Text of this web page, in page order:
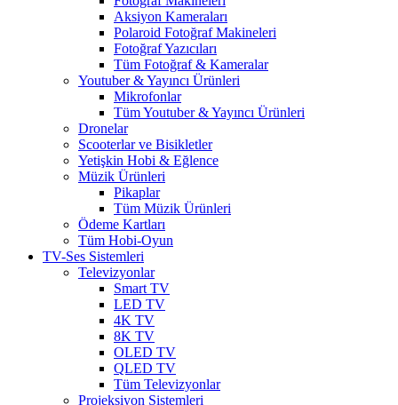
Aksiyon Kameraları
Polaroid Fotoğraf Makineleri
Fotoğraf Yazıcıları
Tüm Fotoğraf & Kameralar
Youtuber & Yayıncı Ürünleri
Mikrofonlar
Tüm Youtuber & Yayıncı Ürünleri
Dronelar
Scooterlar ve Bisikletler
Yetişkin Hobi & Eğlence
Müzik Ürünleri
Pikaplar
Tüm Müzik Ürünleri
Ödeme Kartları
Tüm Hobi-Oyun
TV-Ses Sistemleri
Televizyonlar
Smart TV
LED TV
4K TV
8K TV
OLED TV
QLED TV
Tüm Televizyonlar
Projeksiyon Sistemleri